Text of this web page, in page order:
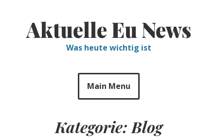
Aktuelle Eu News
Was heute wichtig ist
Main Menu
Kategorie: Blog